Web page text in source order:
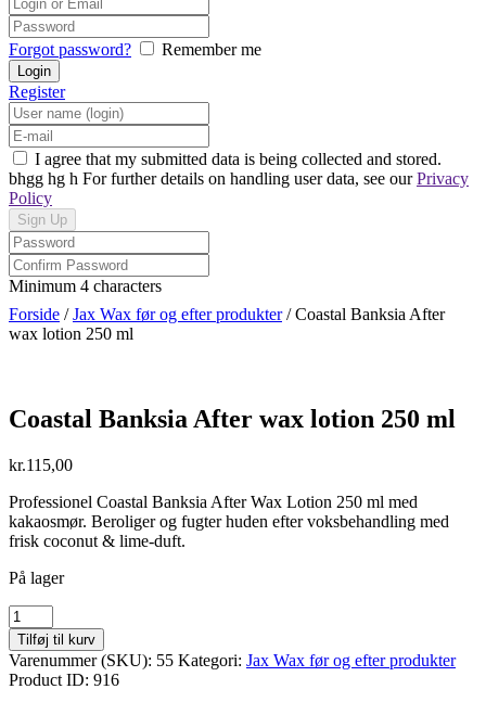
Forgot password? Remember me
Register
I agree that my submitted data is being collected and stored.
bhgg hg h For further details on handling user data, see ourPrivacy
Policy
Minimum 4 characters
Forside /Jax Wax før og efter produkter/ Coastal Banksia After
wax lotion 250 ml
Coastal Banksia After wax lotion 250 ml
kr.115,00
Professionel Coastal Banksia After Wax Lotion 250 ml med
kakaosmør. Beroliger og fugter huden efter voksbehandling med
frisk coconut & lime-duft.
På lager
Coastal
Banksia
After
wax
lotion
Tilføj til kurv
Varenummer (SKU): 55 Kategori: Jax Wax før og efter produkter
Product ID: 916